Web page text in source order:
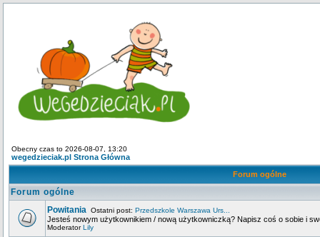
Obecny czas to 2026-08-07, 13:20
wegedzieciak.pl Strona Główna
Forum ogólne
Forum ogólne
Powitania Ostatni post: Przedszkole Warszawa Urs...
Jesteś nowym użytkownikiem / nową użytkowniczką? Napisz coś o sobie i
ModeratorLily